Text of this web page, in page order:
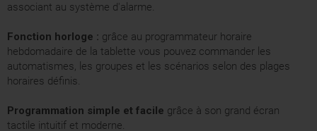
associant au système d'alarme.
Fonction horloge : grâce au programmateur horaire
hebdomadaire de la tablette vous pouvez commander les
automatismes, les groupes et les scénarios selon des plages
horaires définis.
Programmation simple et facile grâce à son grand écran
tactile intuitif et moderne.